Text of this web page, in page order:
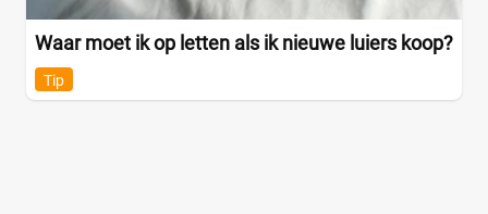
Waar moet ik op letten als ik nieuwe luiers koop?
Tip